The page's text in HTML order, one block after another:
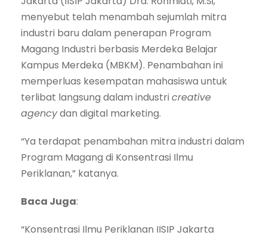
menyebut telah menambah sejumlah mitra
industri baru dalam penerapan Program
Magang Industri berbasis Merdeka Belajar
Kampus Merdeka (MBKM). Penambahan ini
memperluas kesempatan mahasiswa untuk
terlibat langsung dalam industri creative
agencydan digital marketing.
“Ya terdapat penambahan mitra industri dalam
Program Magang di Konsentrasi Ilmu
Periklanan,” katanya.
Baca Juga:
“Konsentrasi Ilmu Periklanan IISIP Jakarta